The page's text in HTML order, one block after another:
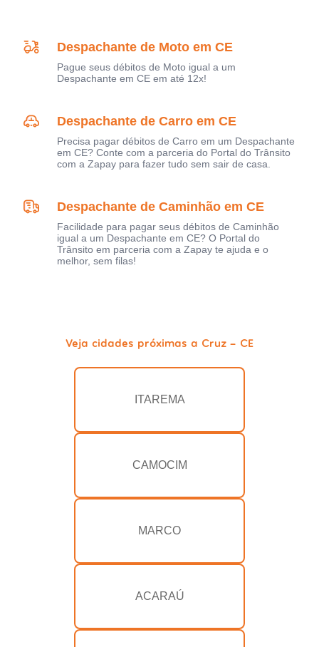
Despachante de Moto em CE
Pague seus débitos de Moto igual a um
Despachante em CE em até 12x!
Despachante de Carro em CE
Precisa pagar débitos de Carro em um Despachante
em CE? Conte com a parceria do Portal do Trânsito
com a Zapay para fazer tudo sem sair de casa.
Despachante de Caminhão em CE
Facilidade para pagar seus débitos de Caminhão
igual a um Despachante em CE? O Portal do
Trânsito em parceria com a Zapay te ajuda e o
melhor, sem filas!
Veja cidades próximas a Cruz - CE
ITAREMA
CAMOCIM
MARCO
ACARAÚ